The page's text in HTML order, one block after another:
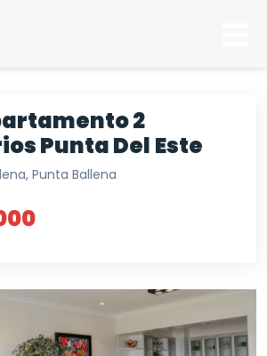
2
Punta Del Este
Punta Ballena